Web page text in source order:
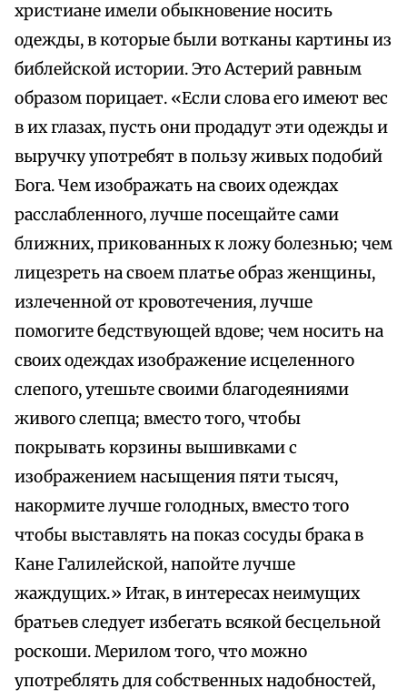
христиане имели обыкновение носить
одежды, в которые были вотканы картины из
библейской истории. Это Астерий равным
образом порицает. «Если слова его имеют вес
в их глазах, пусть они продадут эти одежды и
выручку употребят в пользу живых подобий
Бога. Чем изображать на своих одеждах
расслабленного, лучше посещайте сами
ближних, прикованных к ложу болезнью; чем
лицезреть на своем платье образ женщины,
излеченной от кровотечения, лучше
помогите бедствующей вдове; чем носить на
своих одеждах изображение исцеленного
слепого, утешьте своими благодеяниями
живого слепца; вместо того, чтобы
покрывать корзины вышивками с
изображением насыщения пяти тысяч,
накормите лучше голодных, вместо того
чтобы выставлять на показ сосуды брака в
Кане Галилейской, напойте лучше
жаждущих.» Итак, в интересах неимущих
братьев следует избегать всякой бесцельной
роскоши. Мерилом того, что можно
употреблять для собственных надобностей,